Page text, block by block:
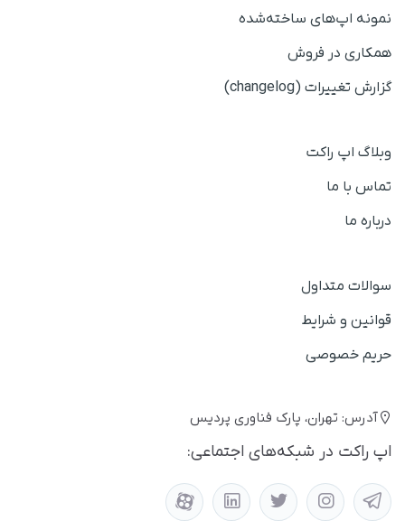
نمونه اپ‌های ساخته‌شده
همکاری در فروش
گزارش تغییرات (changelog)
وبلاگ اپ راکت
تماس با ما
درباره ما
سوالات متداول
قوانین و شرایط
حریم خصوصی
آدرس: تهران، پارک فناوری پردیس
اپ راکت در شبکه‌های اجتماعی: